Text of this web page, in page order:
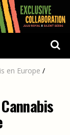
en Europe /